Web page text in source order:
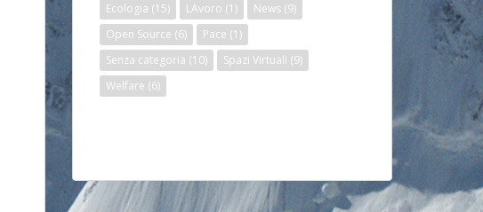
Ecologia (15) LAvoro (1) News (9)
Open Source (6) Pace (1)
Senza categoria (10) Spazi Virtuali (9)
Welfare (6)